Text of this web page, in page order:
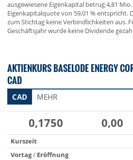
ausgewiesene Eigenkapital betrug 4,81 Mio.
Eigenkapitalquote von 59,01 % entspricht.
zum Stichtag keine Verbindlichkeiten aus.
Geschäftsjahr wurde keine Dividende
AKTIENKURS BASELODE ENERGY
CAD
CAD MEHR
0,1750 0,00
Kurszeit
Vortag/ Eröffnung